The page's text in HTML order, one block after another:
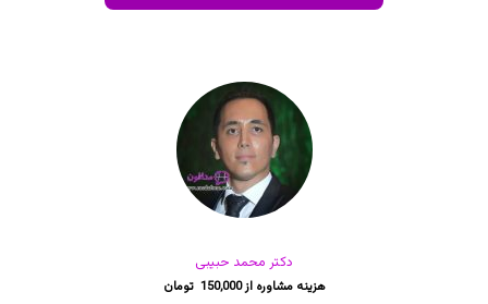
دکتر محمد حبیبی
150,000